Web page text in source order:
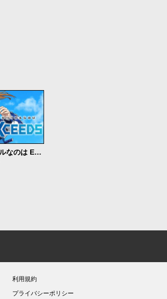
魔法少女リリカルなのは EXCEEDS
利用規約
プライバシーポリシー